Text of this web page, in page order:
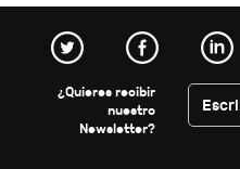
¿Quieres recibir
nuestro
Newsletter?